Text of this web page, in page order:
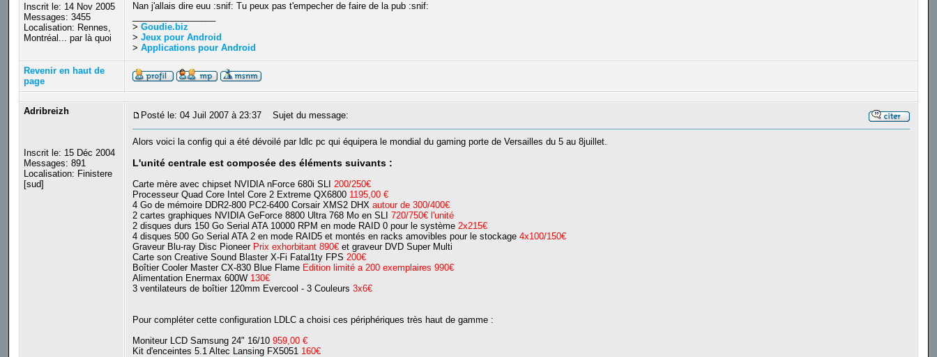
Inscrit le: 14 Nov 2005
Messages: 3455
Localisation: Rennes,
Montréal... par là quoi
Nan j'allais dire euu :snif: Tu peux pas t'empecher de faire de la pub :snif:
> Goudie.biz
> Jeux pour Android
> Applications pour Android
Revenir en haut de
page
Adribreizh
Inscrit le: 15 Déc 2004
Messages: 891
Localisation: Finistere
[sud]
Posté le: 04 Juil 2007 à 23:37 Sujet du message:
Alors voici la config qui a été dévoilé par ldlc pc qui équipera le mondial du gaming porte de Versailles du 5 au 8juillet.
L'unité centrale est composée des éléments suivants :
Carte mère avec chipset NVIDIA nForce 680i SLI 200/250€
Processeur Quad Core Intel Core 2 Extreme QX6800 1195,00 €
4 Go de mémoire DDR2-800 PC2-6400 Corsair XMS2 DHX autour de 300/400€
2 cartes graphiques NVIDIA GeForce 8800 Ultra 768 Mo en SLI 720/750€ l'unité
2 disques durs 150 Go Serial ATA 10000 RPM en mode RAID 0 pour le système 2x215€
4 disques 500 Go Serial ATA 2 en mode RAID5 et montés en racks amovibles pour le stockage 4x100/150€
Graveur Blu-ray Disc Pioneer Prix exhorbitant 890€et graveur DVD Super Multi
Carte son Creative Sound Blaster X-Fi Fatal1ty FPS 200€
Boîtier Cooler Master CX-830 Blue Flame Edition limité a 200 exemplaires 990€
Alimentation Enermax 600W 130€
3 ventilateurs de boîtier 120mm Evercool - 3 Couleurs 3x6€
Pour compléter cette configuration LDLC a choisi ces périphériques très haut de gamme :
Moniteur LCD Samsung 24" 16/10 959,00 €
Kit d'enceintes 5.1 Altec Lansing FX5051 160€